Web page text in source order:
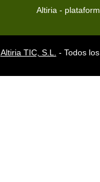
Altiria -
Altiria TIC, S.L. - Todos